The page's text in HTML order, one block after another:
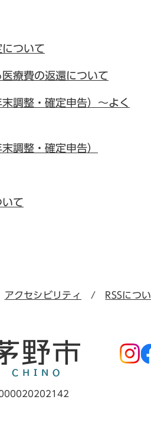
ついて
療費の返還について
調整・確定申告）～よく
調整・確定申告）
て
アクセシビリティ RSSにつ